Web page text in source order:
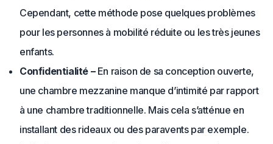
Cependant, cette méthode pose quelques problèmes
pour les personnes à mobilité réduite ou les très jeunes
enfants.
Confidentialité –En raison de sa conception ouverte,
une chambre mezzanine manque d’intimité par rapport
à une chambre traditionnelle. Mais cela s’atténue en
installant des rideaux ou des paravents par exemple.